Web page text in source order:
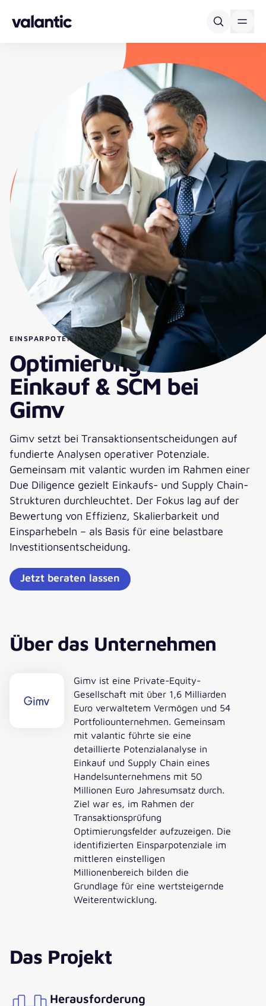
EINSPARPOTENZIALE DURCH DUE DILIGENCE
Optimierung von
Einkauf & SCM bei
Gimv
Gimv setzt bei Transaktionsentscheidungen auf
fundierte Analysen operativer Potenziale.
Gemeinsam mit valantic wurden im Rahmen einer
Due Diligence gezielt Einkaufs- und Supply Chain-
Strukturen durchleuchtet. Der Fokus lag auf der
Bewertung von Effizienz, Skalierbarkeit und
Einsparhebeln – als Basis für eine belastbare
Investitionsentscheidung.
Jetzt beraten lassen
Über das Unternehmen
Gimv ist eine Private-Equity-
Gesellschaft mit über 1,6 Milliarden
Euro verwaltetem Vermögen und 54
Portfoliounternehmen. Gemeinsam
mit valantic führte sie eine
detaillierte Potenzialanalyse in
Einkauf und Supply Chain eines
Handelsunternehmens mit 50
Millionen Euro Jahresumsatz durch.
Ziel war es, im Rahmen der
Transaktionsprüfung
Optimierungsfelder aufzuzeigen. Die
identifizierten Einsparpotenziale im
mittleren einstelligen
Millionenbereich bilden die
Grundlage für eine wertsteigernde
Weiterentwicklung.
Das Projekt
Herausforderung